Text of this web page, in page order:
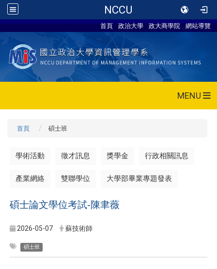
NCCU
首頁 政治大學 政大商學院 網站導覽
MENU
首頁 碩士班
學術活動 徵才訊息 獎學金 行政相關訊息
產業網絡 雙聯學位 大學部畢業專題發表
碩士論文學位考試-陳聿薇
2026-05-07 蘇技術師
碩士班